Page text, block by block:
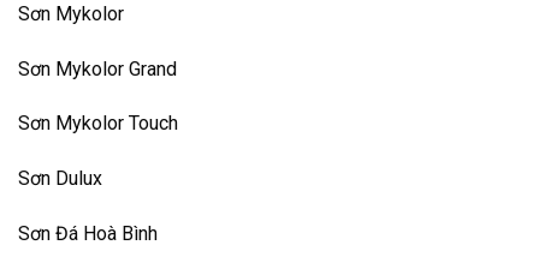
Sơn Mykolor
Sơn Mykolor Grand
Sơn Mykolor Touch
Sơn Dulux
Sơn Đá Hoà Bình